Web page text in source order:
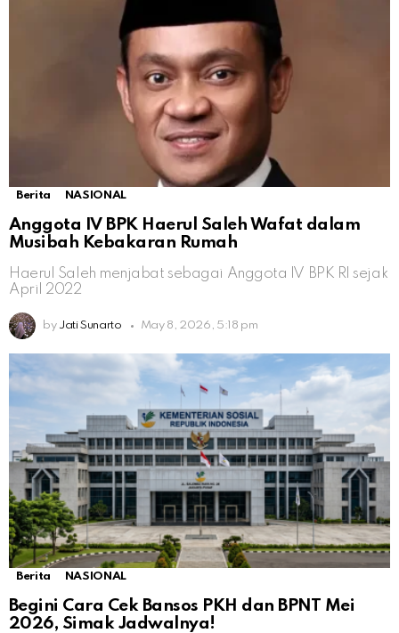
Berita NASIONAL
Anggota IV BPK Haerul Saleh Wafat dalam
Musibah Kebakaran Rumah
Haerul Saleh menjabat sebagai Anggota IV BPK RI sejak
April 2022
by Jati Sunarto May 8, 2026, 5:18 pm
Berita NASIONAL
Begini Cara Cek Bansos PKH dan BPNT Mei
2026, Simak Jadwalnya!